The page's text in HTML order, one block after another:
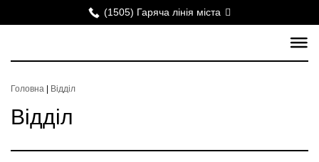
(1505) Гаряча лінія міста
Головна Відділ
Відділ